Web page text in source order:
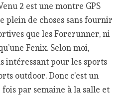
2 est une montre GPS
plein de choses sans fournir
que les Forerunner, ni
Fenix. Selon moi,
intéressant pour les sports
outdoor. Donc c’est un
par semaine à la salle et